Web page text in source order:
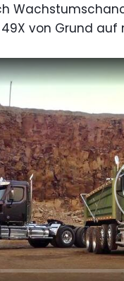
von Grund auf